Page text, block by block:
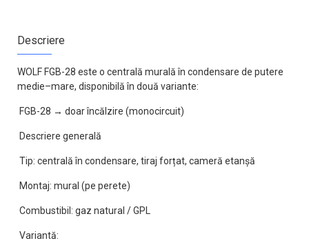
Descriere
WOLF FGB-28 este o centrală murală în condensare de putere
medie–mare, disponibilă în două variante:
FGB-28 → doar încălzire (monocircuit)
Descriere generală
Tip: centrală în condensare, tiraj forțat, cameră etanșă
Montaj: mural (pe perete)
Combustibil: gaz natural / GPL
Variantă: